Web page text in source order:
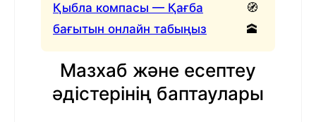
Қыбла компасы — Қағба
бағытын онлайн табыңыз
🧭
🕋
Мазхаб және есептеу
әдістерінің баптаулары